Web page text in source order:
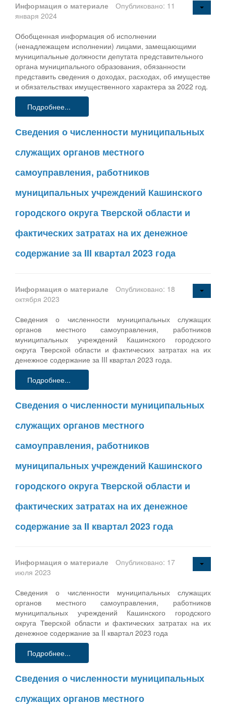
Информация о материале
Опубликовано: 11
января 2024
Обобщенная информация об исполнении
(ненадлежащем исполнении) лицами, замещающими
муниципальные должности депутата представительного
органа муниципального образования, обязанности
представить сведения о доходах, расходах, об имуществе
и обязательствах имущественного характера за 2022 год.
Подробнее...
Сведения о численности муниципальных
служащих органов местного
самоуправления, работников
муниципальных учреждений Кашинского
городского округа Тверской области и
фактических затратах на их денежное
содержание за III квартал 2023 года
Информация о материале
Опубликовано: 18
октября 2023
Сведения о численности муниципальных служащих
органов местного самоуправления, работников
муниципальных учреждений Кашинского городского
округа Тверской области и фактических затратах на их
денежное содержание за III квартал 2023 года.
Подробнее...
Сведения о численности муниципальных
служащих органов местного
самоуправления, работников
муниципальных учреждений Кашинского
городского округа Тверской области и
фактических затратах на их денежное
содержание за II квартал 2023 года
Информация о материале
Опубликовано: 17
июля 2023
Сведения о численности муниципальных служащих
органов местного самоуправления, работников
муниципальных учреждений Кашинского городского
округа Тверской области и фактических затратах на их
денежное содержание за II квартал 2023 года
Подробнее...
Сведения о численности муниципальных
служащих органов местного